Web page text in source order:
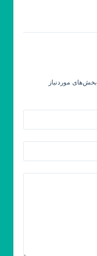
بخش‌های موردنیاز